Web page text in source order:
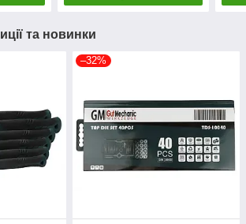
та новинки
–32%